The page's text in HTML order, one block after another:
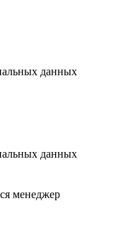
данных
данных
менеджер